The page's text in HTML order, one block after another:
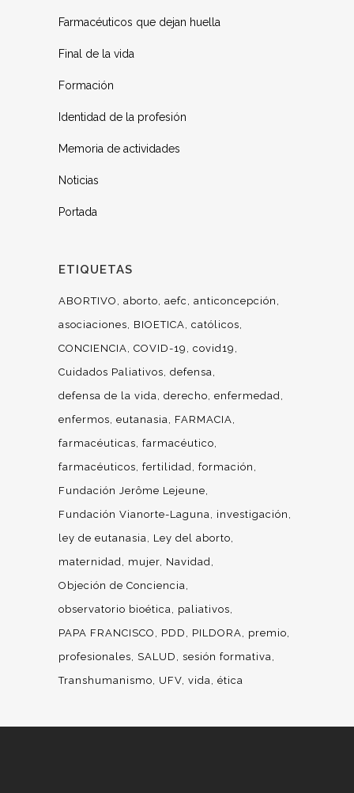
Farmacéuticos que dejan huella
Final de la vida
Formación
Identidad de la profesión
Memoria de actividades
Noticias
Portada
ETIQUETAS
ABORTIVO aborto aefc
anticoncepción
asociaciones
BIOETICA católicos
CONCIENCIA COVID-19
covid19
Cuidados Paliativos defensa
defensa de la vida derecho enfermedad
enfermos eutanasia
FARMACIA
farmacéuticas farmacéutico
farmacéuticos fertilidad formación
Fundación Jerôme Lejeune
Fundación Vianorte-Laguna
investigación
ley de eutanasia
Ley del aborto
maternidad
mujer Navidad
Objeción de Conciencia
observatorio bioética
paliativos
PAPA FRANCISCO
PDD PILDORA
premio
profesionales
SALUD
sesión formativa
Transhumanismo
UFV vida ética